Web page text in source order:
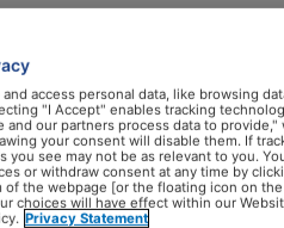
access personal data, like browsing
"I Accept" enables tracking
our partners process data to provide,"
your consent will disable them. If
you see may not be as relevant to you.
or withdraw consent at any time by
of the webpage [or the floating icon on
choices will have effect within our
Privacy Statement